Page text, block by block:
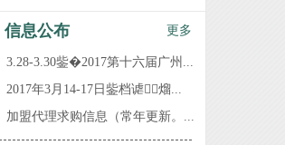
信息公布 更多
3.28-3.30鈭�2017第十六届广州...
2017年3月14-17日鈭档谑熘...
加盟代理求购信息（常年更新。...